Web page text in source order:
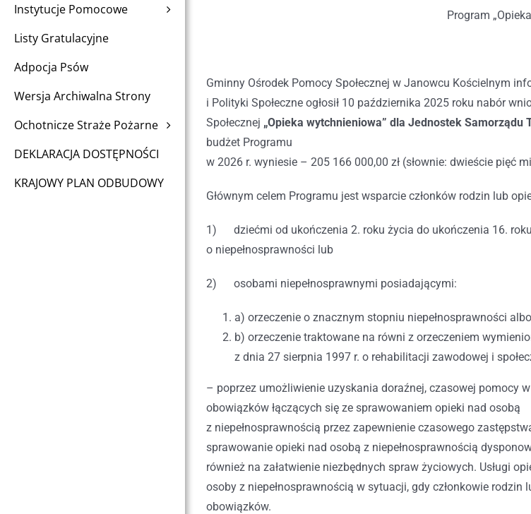
Instytucje Pomocowe
Listy Gratulacyjne
Adpocja Psów
Wersja Archiwalna Strony
Ochotnicze Straże Pożarne
DEKLARACJA DOSTĘPNOŚCI
KRAJOWY PLAN ODBUDOWY
Program
Gminny Ośrodek Pomocy Społecznej w Janowcu Kościelnym
i Polityki Społeczne ogłosił 10 października 2025 roku nabór
Społecznej „Opieka wytchnieniowa” dla Jednostek Samorządu
budżet Programu
w 2026 r. wyniesie – 205 166 000,00 zł (słownie: dwieście pięć
Głównym celem Programu jest wsparcie członków rodzin lub
1) dziećmi od ukończenia 2. roku życia do ukończenia 16.
o niepełnosprawności lub
2) osobami niepełnosprawnymi posiadającymi:
a) orzeczenie o znacznym stopniu niepełnosprawności albo
b) orzeczenie traktowane na równi z orzeczeniem
z dnia 27 sierpnia 1997 r. o rehabilitacji zawodowej i
– poprzez umożliwienie uzyskania doraźnej, czasowej pomocy
obowiązków łączących się ze sprawowaniem opieki nad osobą
z niepełnosprawnością przez zapewnienie czasowego
sprawowanie opieki nad osobą z niepełnosprawnością
również na załatwienie niezbędnych spraw życiowych. Usługi
osoby z niepełnosprawnością w sytuacji, gdy członkowie
obowiązków.